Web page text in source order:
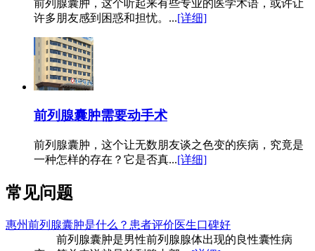
前列腺囊肿，这个听起来有些专业的医学术语，或许让
许多朋友感到困惑和担忧。...[详细]
前列腺囊肿需要动手术
前列腺囊肿，这个让无数朋友谈之色变的疾病，究竟是
一种怎样的存在？它是否真...[详细]
常见问题
惠州前列腺囊肿是什么？患者评价医生口碑好
前列腺囊肿是男性前列腺腺体出现的良性囊性病